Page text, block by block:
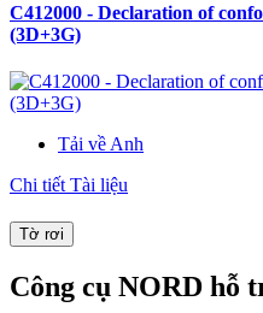
C412000 - Declaration of
(3D+3G)
Tải về Anh
Chi tiết Tài liệu
Tờ rơi
Công cụ NORD hỗ